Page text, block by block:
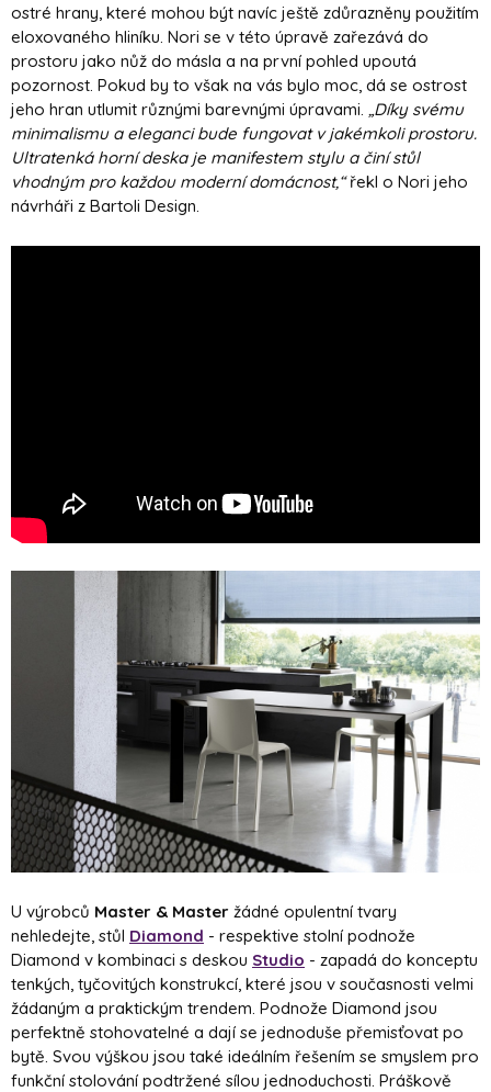
ostré hrany, které mohou být navíc ještě zdůrazněny použitím
eloxovaného hliníku. Nori se v této úpravě zařezává do
prostoru jako nůž do másla a na první pohled upoutá
pozornost. Pokud by to však na vás bylo moc, dá se ostrost
jeho hran utlumit různými barevnými úpravami. „Díky svému
minimalismu a eleganci bude fungovat v jakémkoli prostoru.
Ultratenká horní deska je manifestem stylu a činí stůl
vhodným pro každou moderní domácnost,“řekl o Nori jeho
návrháři z Bartoli Design.
U výrobců Master & Master žádné opulentní tvary
nehledejte, stůl Diamond - respektive stolní podnože
Diamond v kombinaci s deskou Studio - zapadá do konceptu
tenkých, tyčovitých konstrukcí, které jsou v současnosti velmi
žádaným a praktickým trendem. Podnože Diamond jsou
perfektně stohovatelné a dají se jednoduše přemisťovat po
bytě. Svou výškou jsou také ideálním řešením se smyslem pro
funkční stolování podtržené sílou jednoduchosti. Práškově